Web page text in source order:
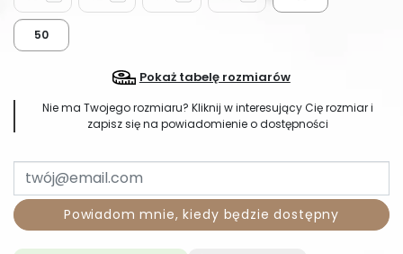
50
Pokaż tabelę rozmiarów
Nie ma Twojego rozmiaru? Kliknij w interesujący Cię rozmiar i
zapisz się na powiadomienie o dostępności
Powiadom mnie, kiedy będzie dostępny